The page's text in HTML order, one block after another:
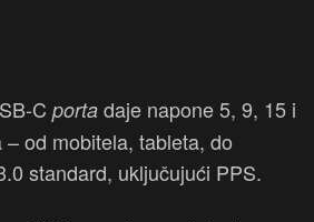
C porta daje napone 5, 9, 15 i
od mobitela, tableta, do
standard, uključujući PPS.